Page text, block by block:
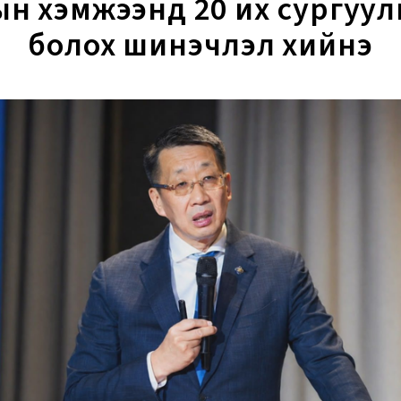
болох шинэчлэл хийнэ